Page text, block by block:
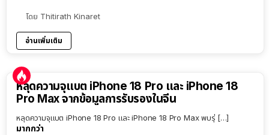
โดย Thitirath Kinaret
อ่านเพิ่มเติม
หลุดความจุแบต iPhone 18 Pro และ iPhone 18
Pro Max จากข้อมูลการรับรองในจีน
หลุดความจุแบต iPhone 18 Pro และ iPhone 18 Pro Max พบรุ่ […]
มากกว่า